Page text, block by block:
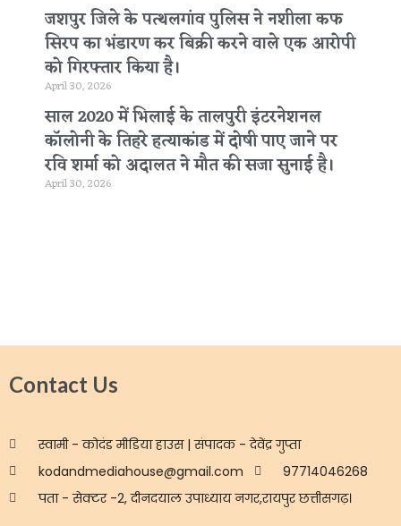
जशपुर जिले के पत्थलगांव पुलिस ने नशीला कफ
सिरप का भंडारण कर बिक्री करने वाले एक आरोपी
को गिरफ्तार किया है।
April 30, 2026
साल 2020 में भिलाई के तालपुरी इंटरनेशनल
कॉलोनी के तिहरे हत्याकांड में दोषी पाए जाने पर
रवि शर्मा को अदालत ने मौत की सजा सुनाई है।
April 30, 2026
Contact Us
स्वामी - कोदंड मीडिया हाउस | संपादक - देवेंद्र गुप्ता
kodandmediahouse@gmail.com
97714046268
पता - सेक्टर -2, दीनदयाल उपाध्याय नगर,रायपुर छत्तीसगढ़।